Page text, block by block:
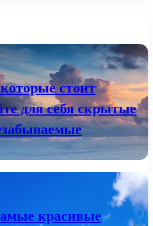
стоит
для себя скрытые
красивые